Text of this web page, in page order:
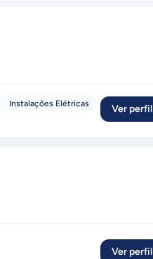
Instalações Elétricas
Ver perfil
Ver perfil